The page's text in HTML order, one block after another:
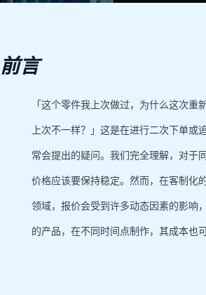
前言
「这个零件我上次做过，为什么这次重
上次不一样？」这是在进行二次下单或
常会提出的疑问。我们完全理解，对于
价格应该要保持稳定。然而，在客制化
领域，报价会受到许多动态因素的影响
的产品，在不同时间点制作，其成本也